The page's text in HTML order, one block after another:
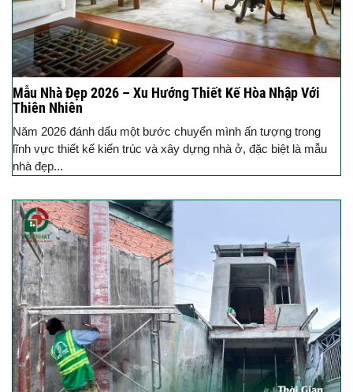
Mẫu Nhà Đẹp 2026 – Xu Hướng Thiết Kế Hòa Nhập Với
Thiên Nhiên
Năm 2026 đánh dấu một bước chuyển mình ấn tượng trong
lĩnh vực thiết kế kiến trúc và xây dựng nhà ở, đặc biệt là mẫu
nhà đẹp...